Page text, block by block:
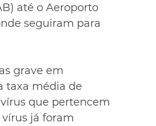
até o Aeroporto
seguiram para
grave em
taxa média de
que pertencem
vírus já foram